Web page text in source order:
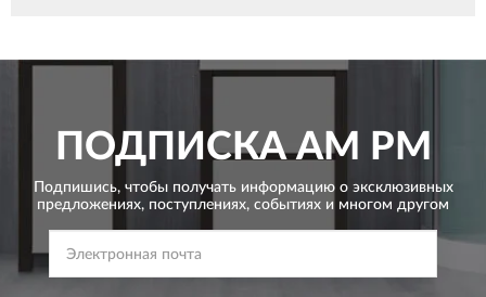
ПОДПИСКАAM PM
Подпишись, чтобы получать информацию о эксклюзивных
предложениях, поступлениях, событиях и многом другом